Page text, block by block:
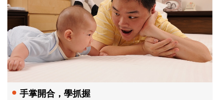
手掌開合，學抓握